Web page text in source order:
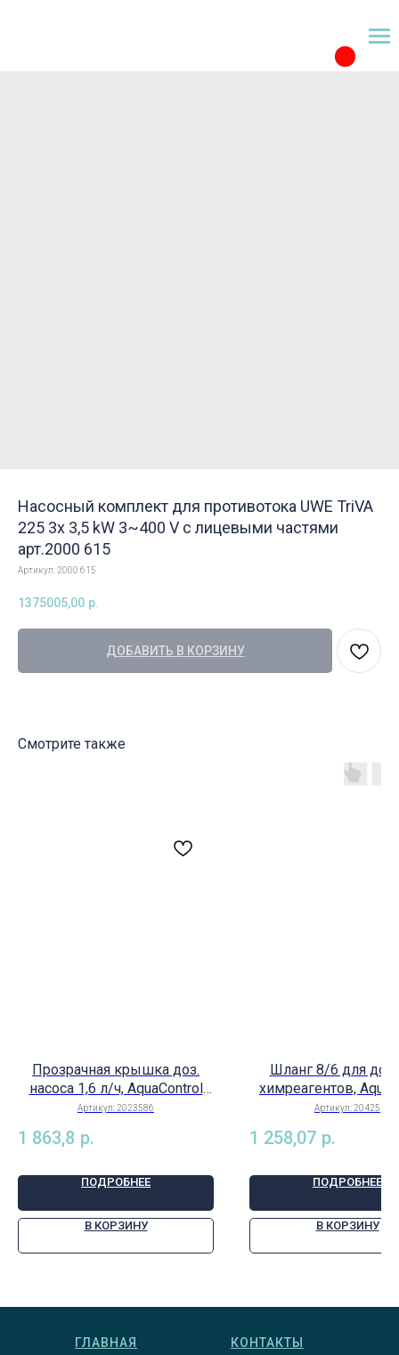
Насосный комплект для противотока UWE TriVA
225 3x 3,5 kW 3~400 V с лицевыми частями
арт.2000 615
Артикул: 2000 615
1375005,00 р.
ДОБАВИТЬ В КОРЗИНУ
Смотрите также
Прозрачная крышка доз.
насоса 1,6 л/ч, AquaControl
арт. 2023586
Артикул: 2023586
1 863,8 р.
ПОДРОБНЕЕ
В КОРЗИНУ
Шланг 8/6 для
химреагентов,
арт. 20425
Артикул: 20425
1 258,07 р.
ПОДРОБНЕЕ
В КОРЗИНУ
ГЛАВНАЯ КОНТАКТЫ